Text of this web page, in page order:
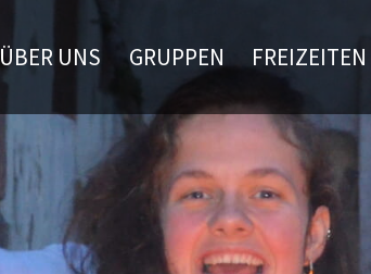
ÜBER UNS GRUPPEN FREIZEITEN